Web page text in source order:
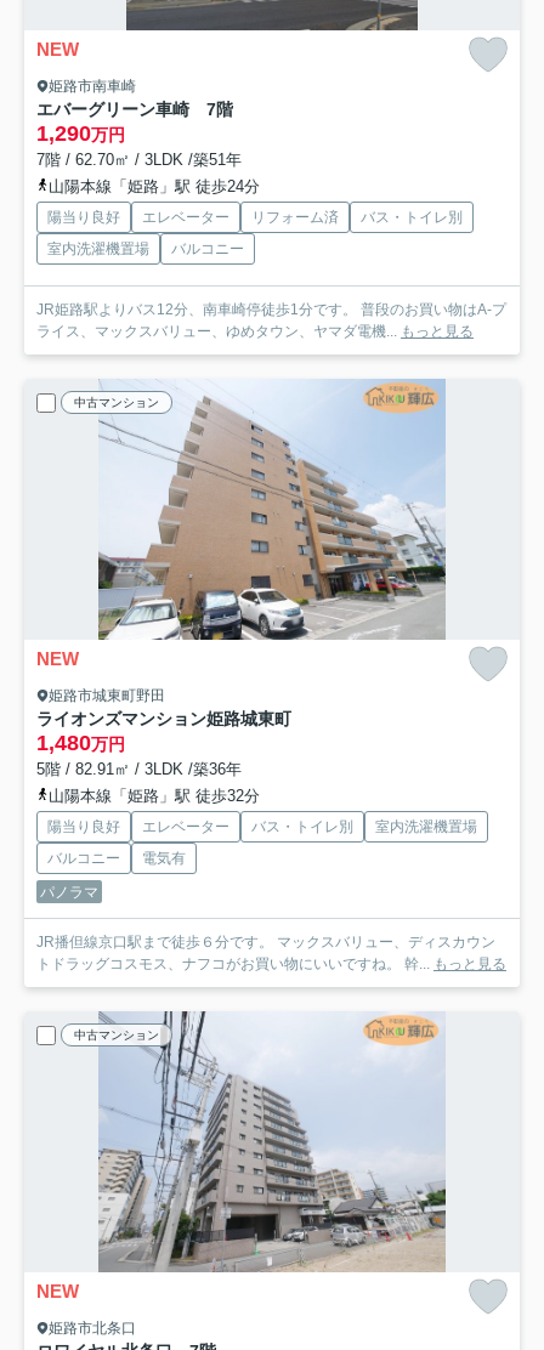
NEW
姫路市南車崎
エバーグリーン車崎 7階
1,290万円
7階 / 62.70㎡ / 3LDK /築51年
山陽本線「姫路」駅 徒歩24分
陽当り良好 エレベーター リフォーム済
バス・トイレ別
室内洗濯機置場
バルコニー
JR姫路駅よりバス12分、南車崎停徒歩1分です。 普段のお買い物はA-プ
ライス、マックスバリュー、ゆめタウン、ヤマダ電機...
もっと見る
中古マンション
NEW
姫路市城東町野田
ライオンズマンション姫路城東町
1,480万円
5階 / 82.91㎡ / 3LDK /築36年
山陽本線「姫路」駅 徒歩32分
陽当り良好 エレベーター バス・トイレ別
室内洗濯機置場
バルコニー
電気有
パノラマ
JR播但線京口駅まで徒歩６分です。 マックスバリュー、ディスカウン
トドラッグコスモス、ナフコがお買い物にいいですね。 幹...
もっと見る
中古マンション
NEW
姫路市北条口